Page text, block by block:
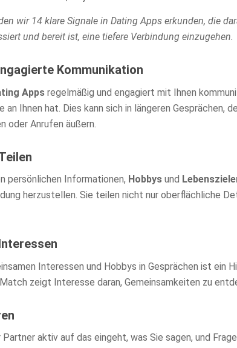
wir 14 klare Signale in Dating Apps erkunden, die
und bereit ist, eine tiefere Verbindung einzugehen.
Kommunikation
Apps regelmäßig und engagiert mit Ihnen
Ihnen hat. Dies kann sich in längeren Gesprächen,
oder Anrufen äußern.
persönlichen Informationen, Hobbys und
herzustellen. Sie teilen nicht nur oberflächliche
Interessen und Hobbys in Gesprächen ist ein
zeigt Interesse daran, Gemeinsamkeiten zu
aktiv auf das eingeht, was Sie sagen, und